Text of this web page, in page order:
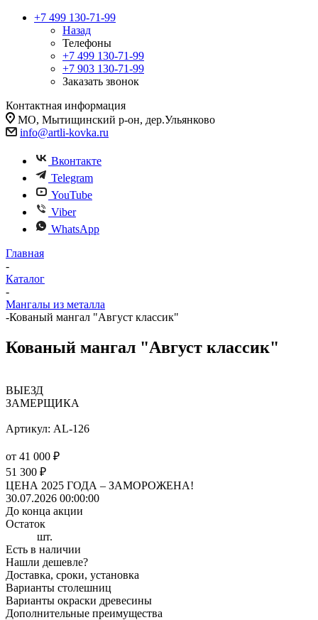
+7 499 130-71-99
Назад
Телефоны
+7 499 130-71-99
+7 903 130-71-99
Заказать звонок
Контактная информация
МО, Мытищинский р-он, дер.Ульянково
info@artli-kovka.ru
Вконтакте
Telegram
YouTube
Viber
WhatsApp
Главная
-
Каталог
-
Мангалы из металла
-Кованый мангал "Август классик"
Кованый мангал "Август классик"
ВЫЕЗД
ЗАМЕРЩИКА
Артикул: AL-126
от 41 000 ₽
51 300 ₽
ЦЕНА 2025 ГОДА – ЗАМОРОЖЕНА!
30.07.2026 00:00:00
До конца акции
Остаток
шт.
Есть в наличии
Нашли дешевле?
Доставка, сроки, установка
Варианты столешниц
Варианты окраски древесины
Дополнительные преимущества